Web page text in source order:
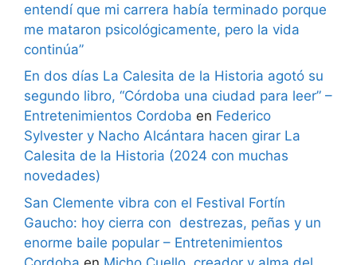
entendí que mi carrera había terminado porque
me mataron psicológicamente, pero la vida
continúa”
En dos días La Calesita de la Historia agotó su
segundo libro, “Córdoba una ciudad para leer” –
Entretenimientos Cordoba en Federico
Sylvester y Nacho Alcántara hacen girar La
Calesita de la Historia (2024 con muchas
novedades)
San Clemente vibra con el Festival Fortín
Gaucho: hoy cierra con destrezas, peñas y un
enorme baile popular – Entretenimientos